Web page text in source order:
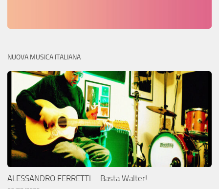
NUOVA MUSICA ITALIANA
ALESSANDRO FERRETTI – Basta Walter!